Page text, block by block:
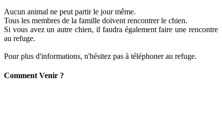
Aucun animal ne peut partir le jour même.
Tous les membres de la famille doivent rencontrer le chien.
Si vous avez un autre chien, il faudra également faire une rencontre
au refuge.
Pour plus d'informations, n'hésitez pas à téléphoner au refuge.
Comment Venir ?